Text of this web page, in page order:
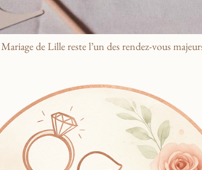
de Lille reste l’un des rendez-vous